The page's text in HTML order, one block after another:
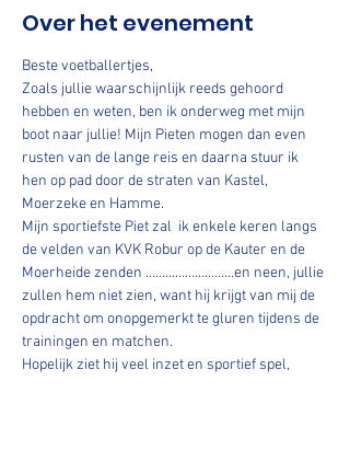
Over het evenement
Beste voetballertjes,
Zoals jullie waarschijnlijk reeds gehoord
hebben en weten, ben ik onderweg met mijn
boot naar jullie! Mijn Pieten mogen dan even
rusten van de lange reis en daarna stuur ik
hen op pad door de straten van Kastel,
Moerzeke en Hamme.
Mijn sportiefste Piet zal  ik enkele keren langs
de velden van KVK Robur op de Kauter en de
Moerheide zenden ………………………en neen, jullie
zullen hem niet zien, want hij krijgt van mij de
opdracht om onopgemerkt te gluren tijdens de
trainingen en matchen.
Hopelijk ziet hij veel inzet en sportief spel,